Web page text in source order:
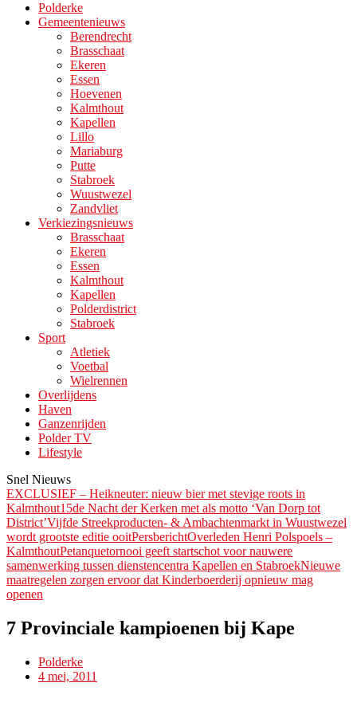
Polderke
Gemeentenieuws
Berendrecht
Brasschaat
Ekeren
Essen
Hoevenen
Kalmthout
Kapellen
Lillo
Mariaburg
Putte
Stabroek
Wuustwezel
Zandvliet
Verkiezingsnieuws
Brasschaat
Ekeren
Essen
Kalmthout
Kapellen
Polderdistrict
Stabroek
Sport
Atletiek
Voetbal
Wielrennen
Overlijdens
Haven
Ganzenrijden
Polder TV
Lifestyle
Snel Nieuws
EXCLUSIEF – Heikneuter: nieuw bier met stevige roots in
Kalmthout15de Nacht der Kerken met als motto ‘Van Dorp tot
District’Vijfde Streekproducten- & Ambachtenmarkt in Wuustwezel
wordt grootste editie ooitPersberichtOverleden Henri Polspoels –
KalmthoutPetanquetornooi geeft startschot voor nauwere
samenwerking tussen dienstencentra Kapellen en StabroekNieuwe
maatregelen zorgen ervoor dat Kinderboerderij opnieuw mag
openen
7 Provinciale kampioenen bij Kape
Polderke
4 mei, 2011